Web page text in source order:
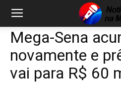
Mega-Sena
novamente e
vai para R$ 60